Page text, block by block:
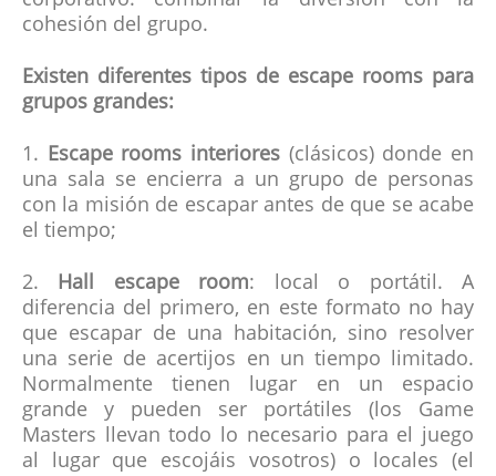
cohesión del grupo.
Existen diferentes tipos de escape rooms para
grupos grandes:
1. Escape rooms interiores (clásicos) donde en
una sala se encierra a un grupo de personas
con la misión de escapar antes de que se acabe
el tiempo;
2. Hall escape room: local o portátil. A
diferencia del primero, en este formato no hay
que escapar de una habitación, sino resolver
una serie de acertijos en un tiempo limitado.
Normalmente tienen lugar en un espacio
grande y pueden ser portátiles (los Game
Masters llevan todo lo necesario para el juego
al lugar que escojáis vosotros) o locales (el